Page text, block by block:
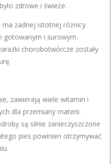
zdrowe i świeże.
żadnej istotnej różnicy
gotowanym i surowym.
chorobotwórcze zostały
zawierają wiele witamin i
dla przemiany materii.
są silnie zanieczyszczone
pies powinien otrzymywać